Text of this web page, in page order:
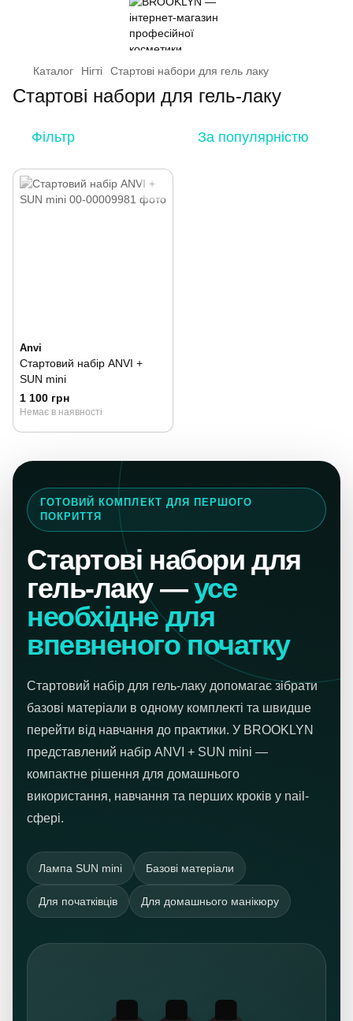
Каталог Нігті Стартові набори для гель лаку
Стартові набори для гель-лаку
Фільтр За популярністю
Anvi
Стартовий набір ANVI +
SUN mini
1 100 грн
Немає в наявності
ГОТОВИЙ КОМПЛЕКТ ДЛЯ ПЕРШОГО
ПОКРИТТЯ
Стартові набори для
гель-лаку —усе
необхідне для
впевненого початку
Стартовий набір для гель-лаку допомагає зібрати
базові матеріали в одному комплекті та швидше
перейти від навчання до практики. У BROOKLYN
представлений набір ANVI + SUN mini —
компактне рішення для домашнього
використання, навчання та перших кроків у nail-
сфері.
Лампа SUN mini Базові матеріали
Для початківців Для домашнього манікюру